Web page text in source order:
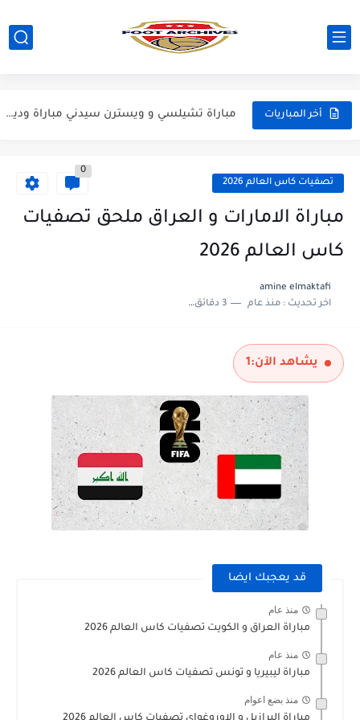
أخر المباريات
مباراة ريال مدريد و فيورنتينا مباراة ودية 2026
مباراة مانشستر سيتي و انتر ميلان مباراة ودية 2026
مباراة تشيلسي و ويسترن سيدني مباراة ودية 2026
تصفيات كاس العالم 2026
0
مباراة الامارات و العراق ملحق تصفيات
كاس العالم 2026
amine elmaktafi
اخر تحديث :منذ عام 3 دقائق للقراءة
يشاهد الآن:1
قد يعجبك ايضا
منذ عام
مباراة العراق و الكويت تصفيات كاس العالم 2026
منذ عام
مباراة ليبيريا و تونس تصفيات كاس العالم 2026
منذ بضع اعوام